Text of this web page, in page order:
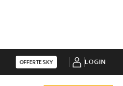
OFFERTE SKY LOGIN